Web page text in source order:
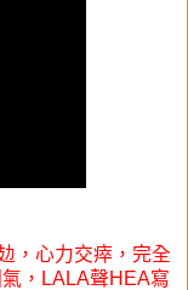
，心力交瘁，完全
，LALA聲HEA寫